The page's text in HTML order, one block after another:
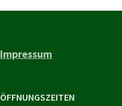
Impressum
ÖFFNUNGSZEITEN